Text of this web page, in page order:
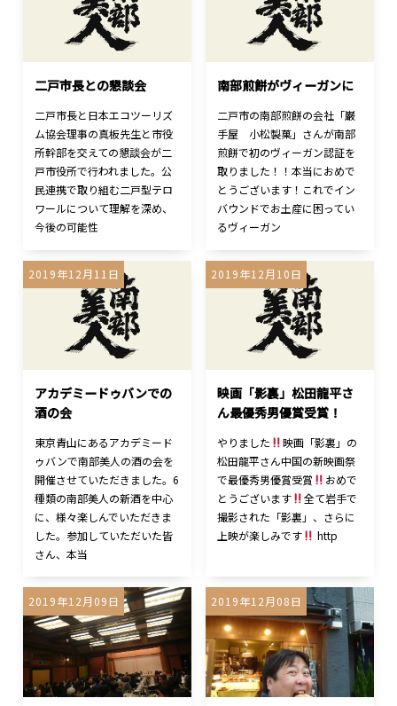
二戸市長との懇談会
二戸市長と日本エコツーリズ
ム協会理事の真板先生と市役
所幹部を交えての懇談会が二
戸市役所で行われました。公
民連携で取り組む二戸型テロ
ワールについて理解を深め、
今後の可能性
南部煎餅がヴィーガンに
二戸市の南部煎餅の会社「巌
手屋 小松製菓」さんが南部
煎餅で初のヴィーガン認証を
取りました！！本当におめで
とうございます！これでイン
バウンドでお土産に困ってい
るヴィーガン
2019年12月11日
アカデミードゥバンでの
酒の会
東京青山にあるアカデミード
ゥバンで南部美人の酒の会を
開催させていただきました。6
種類の南部美人の新酒を中心
に、様々楽しんでいただきま
した。参加していただいた皆
さん、本当
2019年12月10日
映画「影裏」松田龍平さ
ん最優秀男優賞受賞！
やりました
映画「影裏」の
松田龍平さん中国の新映画祭
で最優秀男優賞受賞
おめで
とうございます
全て岩手で
撮影された「影裏」、さらに
上映が楽しみです
http
2019年12月09日 2019年12月08日